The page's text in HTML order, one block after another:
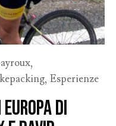
,
, Esperienze
di